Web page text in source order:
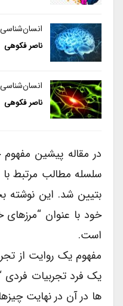
ناصر فکوهی
ناصر فکوهی
در مقاله پیشین
سلسله مطالب مرتبط با
بتیین شد. این نوشته
است.
مفهوم یک روایت از
ها در آن در نهایت